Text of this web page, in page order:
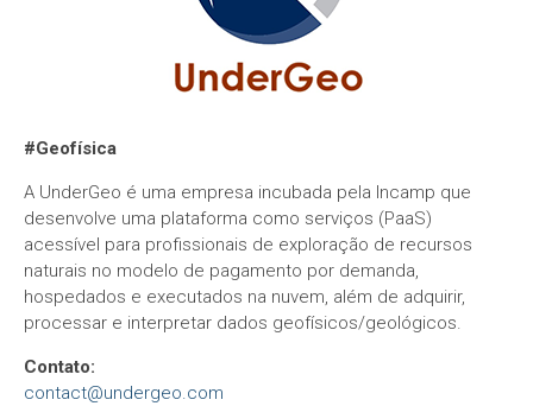
#Geofísica
A UnderGeo é uma empresa incubada pela Incamp que
desenvolve uma plataforma como serviços (PaaS)
acessível para profissionais de exploração de recursos
naturais no modelo de pagamento por demanda,
hospedados e executados na nuvem, além de adquirir,
processar e interpretar dados geofísicos/geológicos.
Contato:
contact@undergeo.com